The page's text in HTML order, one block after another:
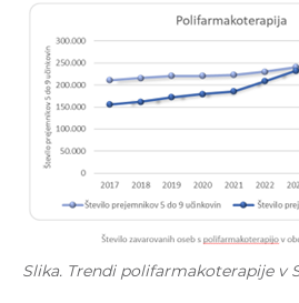
Slika. Trendi polifarmakoterapije v